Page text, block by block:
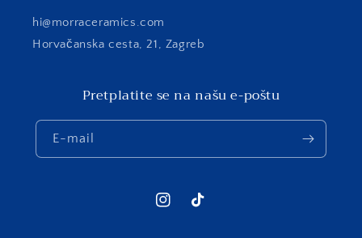
hi@morraceramics.com
Horvačanska cesta, 21, Zagreb
Pretplatite se na našu e-poštu
E-mail
InstagramTikTok